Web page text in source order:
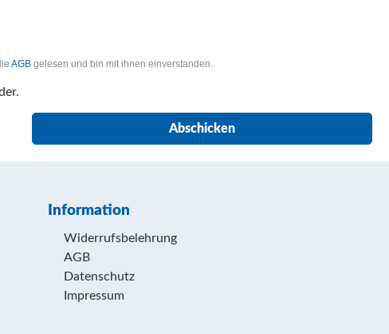
AGB gelesen und bin mit ihnen einverstanden.
Abschicken
Information
Widerrufsbelehrung
AGB
Datenschutz
Impressum